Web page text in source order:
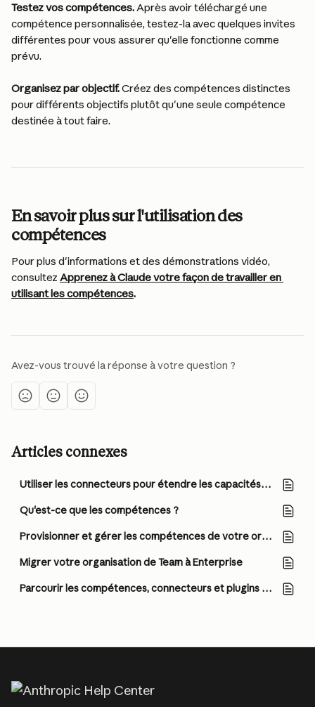
Testez vos compétences. Après avoir téléchargé une
compétence personnalisée, testez-la avec quelques invites
différentes pour vous assurer qu'elle fonctionne comme
prévu.
Organisez par objectif. Créez des compétences distinctes
pour différents objectifs plutôt qu'une seule compétence
destinée à tout faire.
En savoir plus sur l'utilisation des
compétences
Pour plus d'informations et des démonstrations vidéo,
consultez Apprenez à Claude votre façon de travailler en
utilisant les compétences.
Avez-vous trouvé la réponse à votre question ?
Articles connexes
Utiliser les connecteurs pour étendre les capacités de Claude
Qu'est-ce que les compétences ?
Provisionner et gérer les compétences de votre organisation
Migrer votre organisation de Team à Enterprise
Parcourir les compétences, connecteurs et plugins dans un seul répertoire